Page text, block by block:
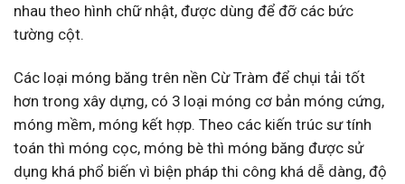
nhau theo hình chữ nhật, được dùng để đỡ các bức
tường cột.
Các loại móng băng trên nền Cừ Tràm để chụi tải tốt
hơn trong xây dựng, có 3 loại móng cơ bản móng cứng,
móng mềm, móng kết hợp. Theo các kiến trúc sư tính
toán thì móng cọc, móng bè thì móng băng được sử
dụng khá phổ biến vì biện pháp thi công khá dễ dàng, độ